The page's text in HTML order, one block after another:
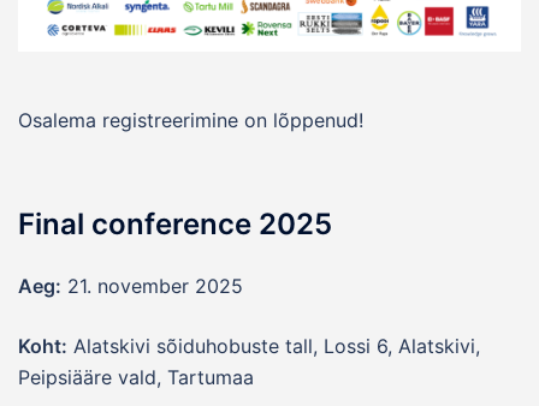
Osalema registreerimine on lõppenud!
Final conference 2025
Aeg: 21. november 2025
Koht: Alatskivi sõiduhobuste tall, Lossi 6, Alatskivi,
Peipsiääre vald, Tartumaa